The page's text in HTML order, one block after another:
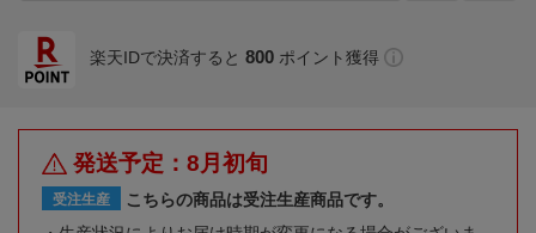
楽天IDで決済すると 800 ポイント獲得
発送予定：8月初旬
受注生産
こちらの商品は受注生産商品です。